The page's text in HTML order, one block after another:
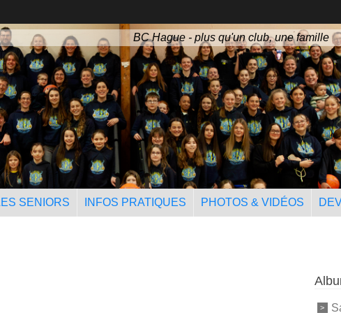
BC Hague - plus qu'un club, une famille
SENIORS INFOS PRATIQUES PHOTOS & VIDÉOS